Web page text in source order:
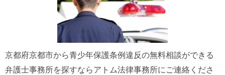
京都府京都市から青少年保護条例違反の無料相談ができる
弁護士事務所を探すならアトム法律事務所にご連絡くださ